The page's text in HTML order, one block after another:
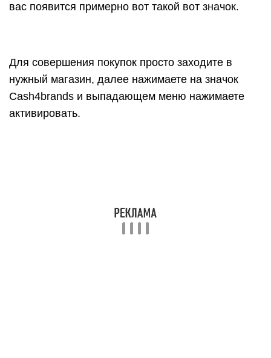
вас появится примерно вот такой вот значок.
Для совершения покупок просто заходите в
нужный магазин, далее нажимаете на значок
Cash4brands и выпадающем меню нажимаете
активировать.
дальнейшие покупки.